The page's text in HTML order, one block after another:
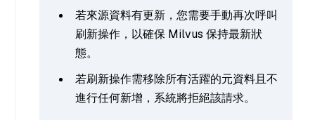
若來源資料有更新，您需要手動再次呼叫
刷新操作，以確保 Milvus 保持最新狀
態。
若刷新操作需移除所有活躍的元資料且不
進行任何新增，系統將拒絕該請求。